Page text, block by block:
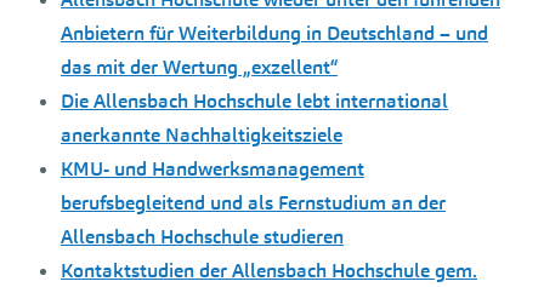
Anbietern für Weiterbildung in Deutschland – und
das mit der Wertung „exzellent“
Die Allensbach Hochschule lebt international
anerkannte Nachhaltigkeitsziele
KMU- und Handwerksmanagement
berufsbegleitend und als Fernstudium an der
Allensbach Hochschule studieren
Kontaktstudien der Allensbach Hochschule gem.